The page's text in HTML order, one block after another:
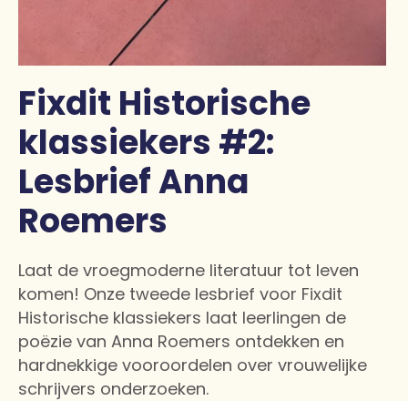
Fixdit Historische
klassiekers #2:
Lesbrief Anna
Roemers
Laat de vroegmoderne literatuur tot leven
komen! Onze tweede lesbrief voor Fixdit
Historische klassiekers laat leerlingen de
poëzie van Anna Roemers ontdekken en
hardnekkige vooroordelen over vrouwelijke
schrijvers onderzoeken.